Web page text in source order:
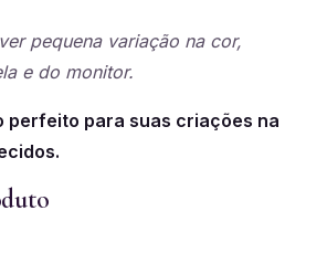
pequena variação na cor,
e do monitor.
perfeito para suas criações na